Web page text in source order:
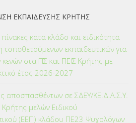
ΕΚΠΑΙΔΕΥΣΗΣ ΚΡΗΤΗΣ
κατα κλάδο και ειδικότητα
εκπαιδευτικών για
στα ΠΣ και ΠΕΙΣ Κρήτης με
έτος 2026-2027
αποσπασθέντων σε ΣΔΕΥ/ΚΕ.Δ.Α.Σ.Υ.
μελών Ειδικού
(ΕΕΠ) κλάδου ΠΕ23 Ψυχολόγων